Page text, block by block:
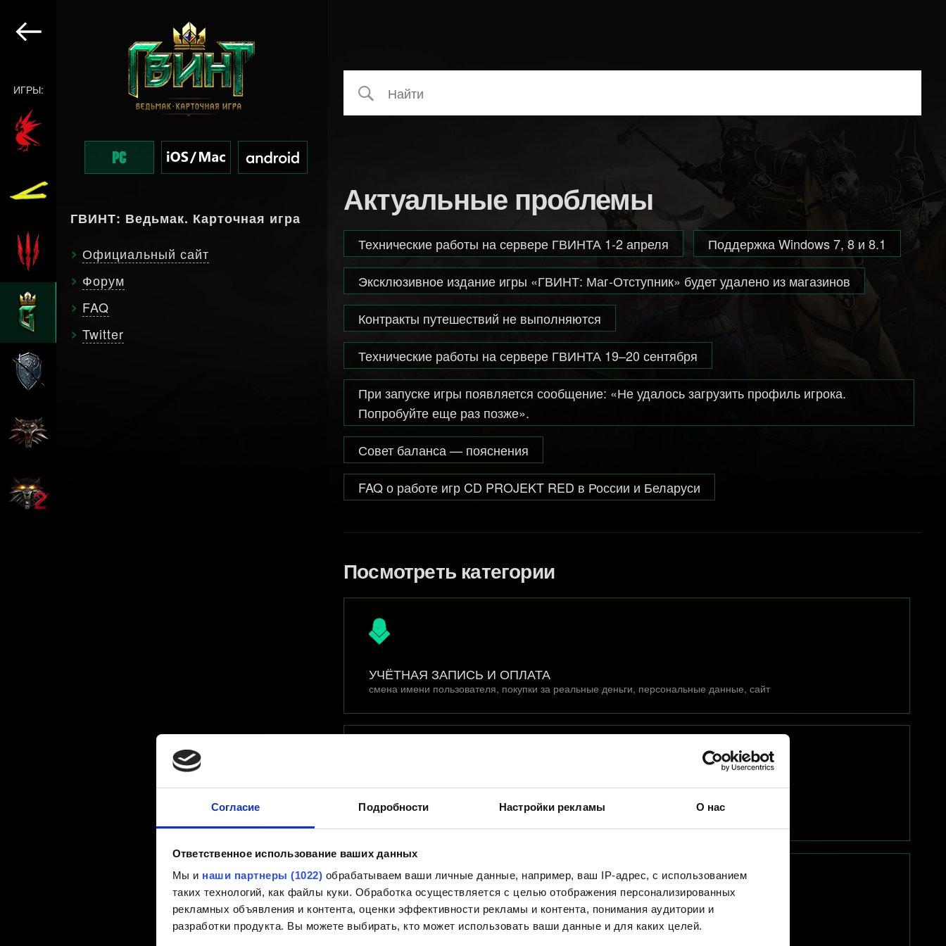
Согласие Подробности Настройки рекламы О нас
Ответственное использование ваших данных
Мы и наши партнеры (1022) обрабатываем ваши личные данные, например, ваш IP-адрес, с использованием
таких технологий, как файлы куки. Обработка осуществляется с целью отображения персонализированных
рекламных объявления и контента, оценки эффективности рекламы и контента, понимания аудитории и
разработки продукта. Вы можете выбирать, кто может использовать ваши данные и для каких целей.
ИГРЫ:
ГВИНТ: Ведьмак. Карточная игра
Официальный сайт
Форум
FAQ
Twitter
Актуальные проблемы
Технические работы на сервере ГВИНТА 1-2 апреля Поддержка Windows 7, 8 и 8.1
Эксклюзивное издание игры «ГВИНТ: Маг-Отступник» будет удалено из магазинов
Контракты путешествий не выполняются
Технические работы на сервере ГВИНТА 19–20 сентября
При запуске игры появляется сообщение: «Не удалось загрузить профиль игрока.
Попробуйте еще раз позже».
Совет баланса — пояснения
FAQ о работе игр CD PROJEKT RED в России и Беларуси
Посмотреть категории
УЧЁТНАЯ ЗАПИСЬ И ОПЛАТА
смена имени пользователя, покупки за реальные деньги, персональные данные, сайт
ТЕХНИЧЕСКИЕ ВОПРОСЫ
установка, обновление, лаг, вылет (краш), соединение
ИГРА И ГЕЙМПЛЕЙ